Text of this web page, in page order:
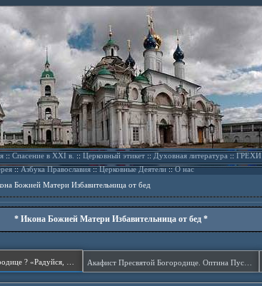
::Спасение в XXI в.::Церковный этикет::Духовная литература::ГРЕХИ
::Азбука Православия::Церковные Деятели::О нас
Божией Матери Избавительница от бед
* Икона Божией Матери Избавительница от бед *
Акафист Пресвятой Богородице. Оптина Пустынь ?.